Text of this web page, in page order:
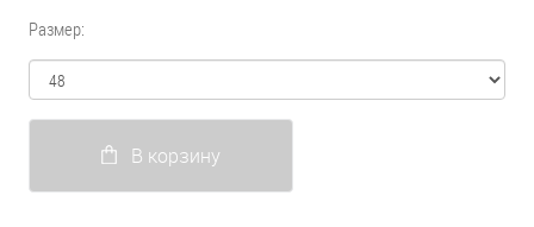
Размер:
В корзину